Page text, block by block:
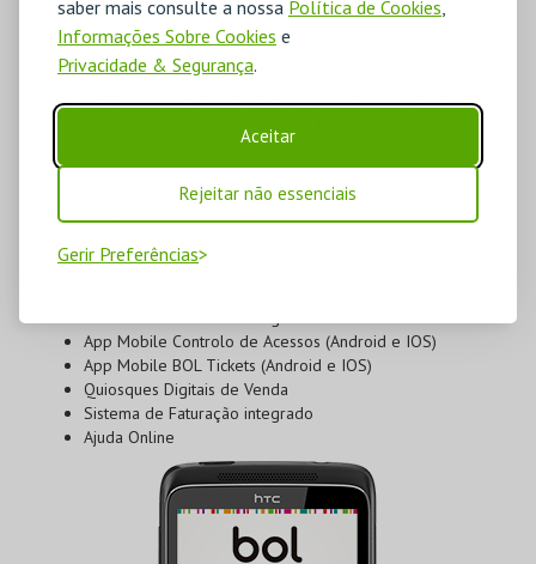
saber mais consulte a nossa Política de Cookies
Informações Sobre Cookies e
Privacidade & Segurança.
Aceitar
Rejeitar não essenciais
Gerir Preferências
Gestão de Permissões de Utilizadores
Desenho das Salas
Gestão de Espetáculos
Gestão de Vouchers
Gestão de Cartões de Espectador, Pontos ou de Época
Gestão de Assinaturas, Passes e Packs
Venda de Produtos e Merchandising
Gestão de Stocks e Armazéns
Classificações Desportivas
Acreditação e Check-In
Vendas na página de Facebook
Eventos com bilhetes digitais ocultos (anti-revenda)
App Mobile Controlo de Acessos (Android e IOS)
App Mobile BOL Tickets (Android e IOS)
Quiosques Digitais de Venda
Sistema de Faturação integrado
Ajuda Online